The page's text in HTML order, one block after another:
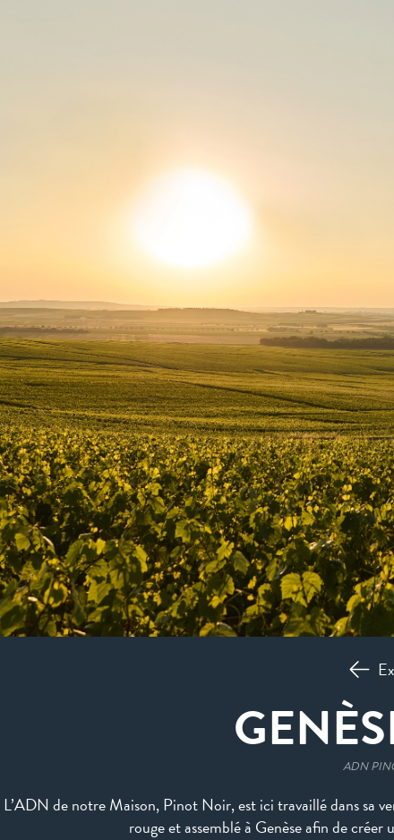
ADN
L’ADN de notre Maison, Pinot Noir, est ici travaillé dans sa
rouge et assemblé à Genèse afin de